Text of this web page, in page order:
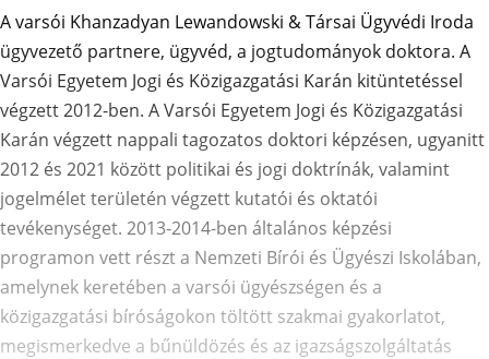
A varsói Khanzadyan Lewandowski & Társai Ügyvédi Iroda
ügyvezető partnere, ügyvéd, a jogtudományok doktora. A
Varsói Egyetem Jogi és Közigazgatási Karán kitüntetéssel
végzett 2012-ben. A Varsói Egyetem Jogi és Közigazgatási
Karán végzett nappali tagozatos doktori képzésen, ugyanitt
2012 és 2021 között politikai és jogi doktrínák, valamint
jogelmélet területén végzett kutatói és oktatói
tevékenységet. 2013-2014-ben általános képzési
programon vett részt a Nemzeti Bírói és Ügyészi Iskolában,
amelynek keretében a varsói ügyészségen és a
közigazgatási bíróságokon töltött szakmai gyakorlatot,
megismerkedve a bűnüldözés és az igazságszolgáltatás